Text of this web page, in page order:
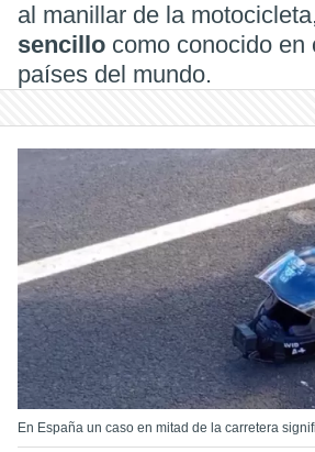
al manillar de la
sencillo como conocido en
países del mundo.
En España un caso en mitad de la carretera